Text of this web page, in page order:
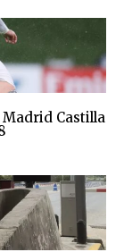
Castilla